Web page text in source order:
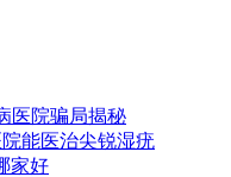
医院骗局揭秘
能医治尖锐湿疣
家好